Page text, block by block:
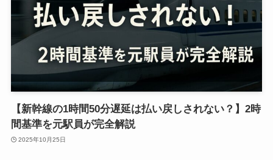
【新幹線の1時間50分遅延は払い戻しされない？】2時
間基準を元駅員が完全解説
2025年10月25日